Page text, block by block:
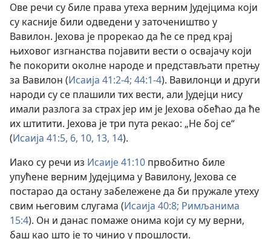
Ове речи су биле права утеха верним Јудејцима који
су касније били одведени у заточеништво у
Вавилон. Јехова је прорекао да ће се пред крај
њиховог изгнанства појавити вести о освајачу који
ће покорити околне народе и представљати претњу
за Вавилон (Исаија 41:2-4; 44:1-4). Вавилонци и други
народи су се плашили тих вести, али Јудејци нису
имали разлога за страх јер им је Јехова обећао да ће
их штитити. Јехова је три пута рекао: „Не бој се“
(Исаија 41:5, 6, 10, 13, 14).
Иако су речи из Исаије 41:10 првобитно биле
упућене верним Јудејцима у Вавилону, Јехова се
постарао да остану забележене да би пружале утеху
свим његовим слугама (Исаија 40:8; Римљанима
15:4). Он и данас помаже онима који су му верни,
баш као што је то чинио у прошлости.